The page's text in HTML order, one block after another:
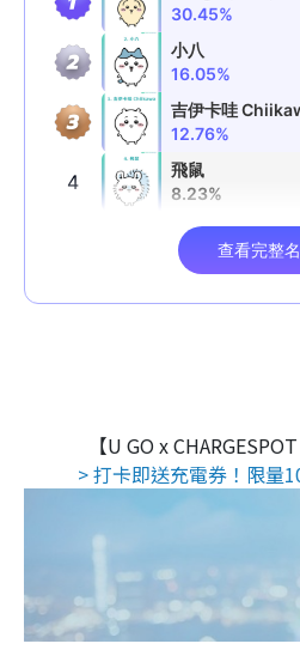
【U GO x
> 打卡即送充電券！限量